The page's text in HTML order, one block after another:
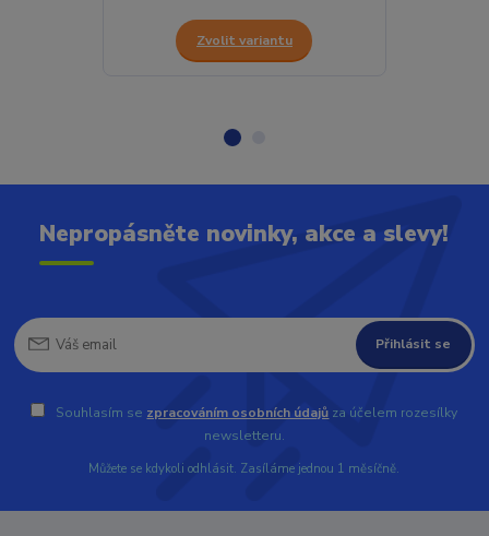
Zvolit variantu
Nepropásněte novinky, akce a slevy!
Přihlásit se
Souhlasím se zpracováním osobních údajů za účelem rozesílky
newsletteru.
Můžete se kdykoli odhlásit. Zasíláme jednou 1 měsíčně.